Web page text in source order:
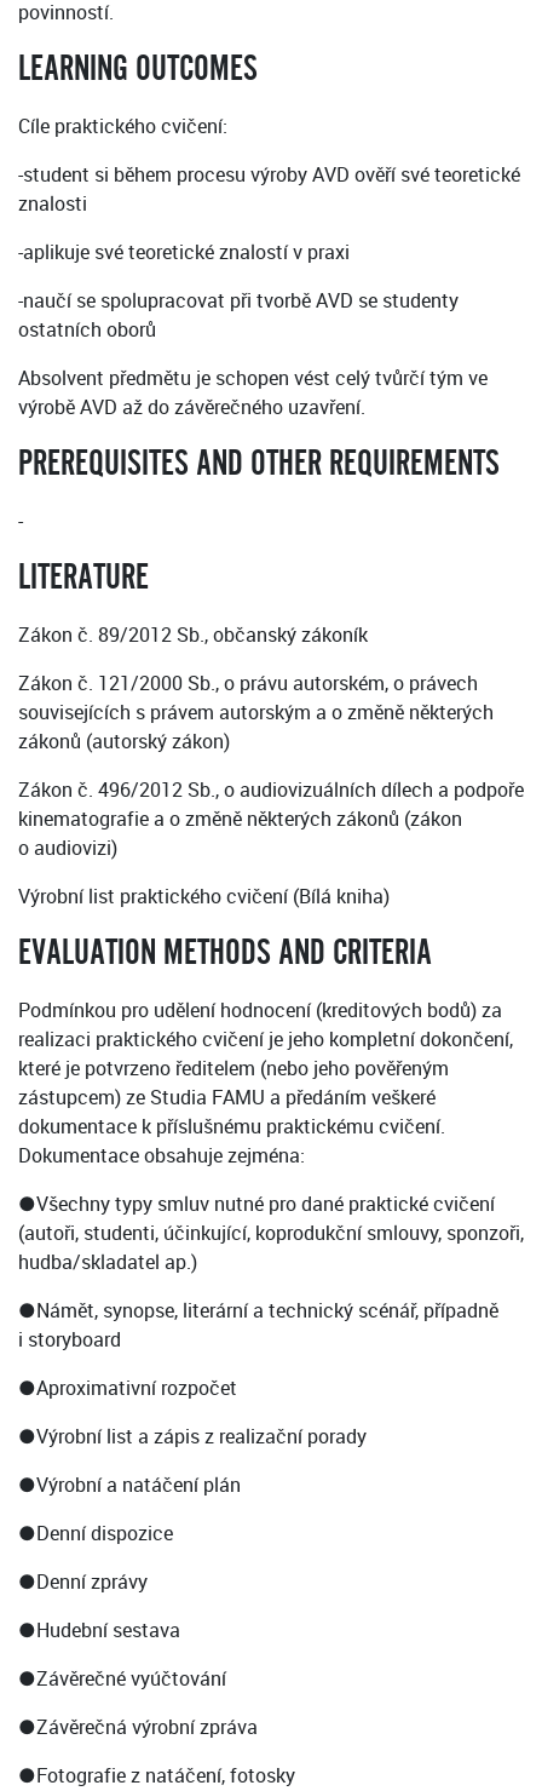
povinností.
LEARNING OUTCOMES
Cíle praktického cvičení:
-student si během procesu výroby AVD ověří své teoretické
znalosti
-aplikuje své teoretické znalostí v praxi
-naučí se spolupracovat při tvorbě AVD se studenty
ostatních oborů
Absolvent předmětu je schopen vést celý tvůrčí tým ve
výrobě AVD až do závěrečného uzavření.
PREREQUISITES AND OTHER REQUIREMENTS
-
LITERATURE
Zákon č. 89/2012 Sb., občanský zákoník
Zákon č. 121/2000 Sb., o právu autorském, o právech
souvisejících s právem autorským a o změně některých
zákonů (autorský zákon)
Zákon č. 496/2012 Sb., o audiovizuálních dílech a podpoře
kinematografie a o změně některých zákonů (zákon
o audiovizi)
Výrobní list praktického cvičení (Bílá kniha)
EVALUATION METHODS AND CRITERIA
Podmínkou pro udělení hodnocení (kreditových bodů) za
realizaci praktického cvičení je jeho kompletní dokončení,
které je potvrzeno ředitelem (nebo jeho pověřeným
zástupcem) ze Studia FAMU a předáním veškeré
dokumentace k příslušnému praktickému cvičení.
Dokumentace obsahuje zejména:
●Všechny typy smluv nutné pro dané praktické cvičení
(autoři, studenti, účinkující, koprodukční smlouvy, sponzoři,
hudba/skladatel ap.)
●Námět, synopse, literární a technický scénář, případně
i storyboard
●Aproximativní rozpočet
●Výrobní list a zápis z realizační porady
●Výrobní a natáčení plán
●Denní dispozice
●Denní zprávy
●Hudební sestava
●Závěrečné vyúčtování
●Závěrečná výrobní zpráva
●Fotografie z natáčení, fotosky